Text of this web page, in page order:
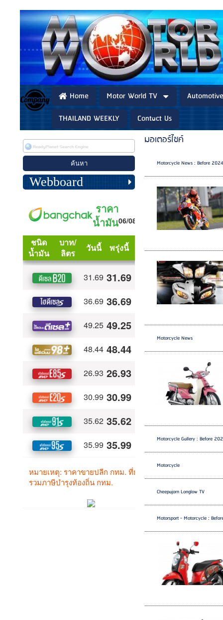
Home Motor World TV
THAILAND WEEKLY
Contact Us
Webboard
มอเตอร์ไซค์
Motorcycle News : Before 2024
Motorcycle News
Motorcycle Gallery : Before
Motorcycle
Cheepajorn Longlow TV
Motorsport - Motorcycle :